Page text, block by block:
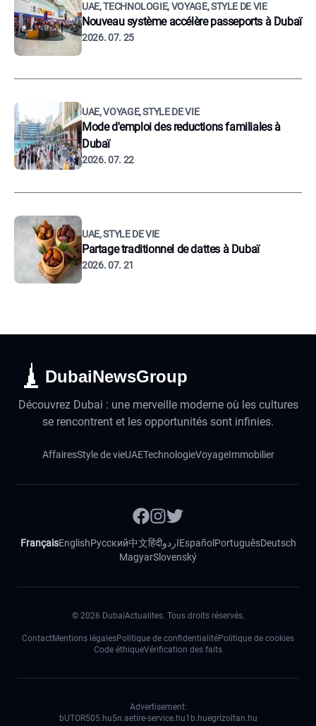
UAE, TECHNOLOGIE, VOYAGE, STYLE DE VIE
Nouveau système accélère passeports à Dubaï
2026. 07. 25
UAE, VOYAGE, STYLE DE VIE
Mode d'emploi des reductions familiales à
Dubaï
2026. 07. 22
UAE, STYLE DE VIE
Partage traditionnel de dattes à Dubaï
2026. 07. 21
DubaiNewsGroup
Découvrez Dubai : une merveille moderne où les cultures
se rencontrent et les opportunités sont infinies.
AffairesStyle de vieUAETechnologieVoyageImmobilier
FrançaisEnglishРусский中文हिंदीاردوEspañol PortuguêsDeutsch
MagyarSlovenský
© 2026 DubaiActualites. Tous droits réservés.
ContactMentions légalesPolitique de confidentialitéPolitique de cookies
Code éthiqueVérification des faits
Advertisement:
bUTOR505.hu5n.aetire-service.hu1b.huegrizoltan.hu